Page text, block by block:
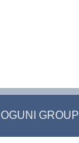
OGUNI GROUP